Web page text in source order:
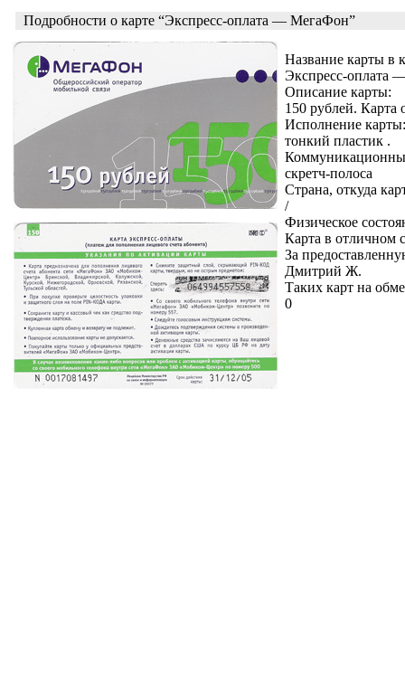
Подробности о карте “Экспресс-оплата — МегаФон”
Название карты в
Экспресс-оплата
Описание карты:
150 рублей. Карта
Исполнение карты:
тонкий пластик .
скретч-полоса
Страна, откуда
/
Физическое
Карта в отличном
За
Дмитрий Ж.
Таких карт на
0